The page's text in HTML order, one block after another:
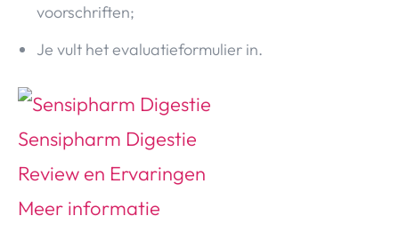
voorschriften;
Je vult het evaluatieformulier in.